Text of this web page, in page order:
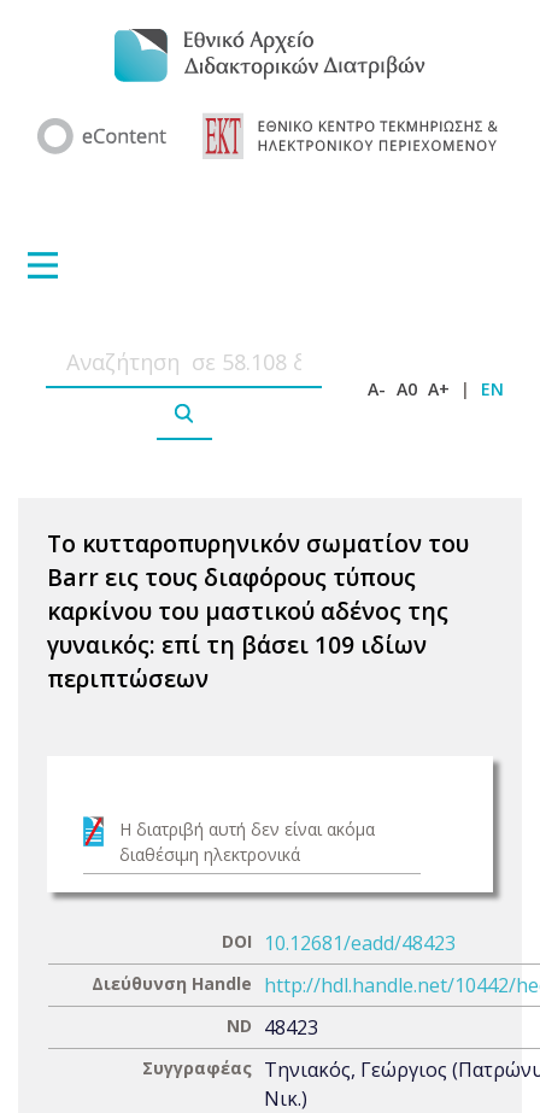
A- A0 A+ | EN
Το κυτταροπυρηνικόν σωματίον του
Barr εις τους διαφόρους τύπους
καρκίνου του μαστικού αδένος της
γυναικός: επί τη βάσει 109 ιδίων
περιπτώσεων
Η διατριβή αυτή δεν είναι ακόμα
διαθέσιμη ηλεκτρονικά
DOI 10.12681/eadd/48423
Διεύθυνση Handle http://hdl.handle.net/10442/
ND 48423
Συγγραφέας Τηνιακός, Γεώργιος
Νικ.)